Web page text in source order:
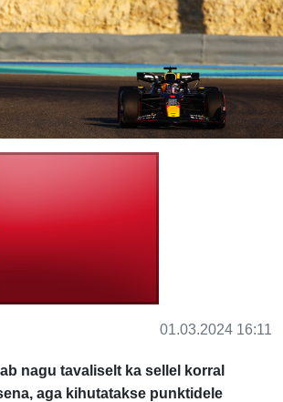
01.03.2024 16:11
nagu tavaliselt ka sellel korral
aga kihutatakse punktidele